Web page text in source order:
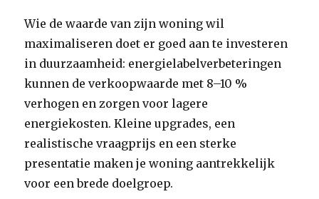
Wie de waarde van zijn woning wil
maximaliseren doet er goed aan te investeren
in duurzaamheid: energielabelverbeteringen
kunnen de verkoopwaarde met 8–10 %
verhogen en zorgen voor lagere
energiekosten. Kleine upgrades, een
realistische vraagprijs en een sterke
presentatie maken je woning aantrekkelijk
voor een brede doelgroep.